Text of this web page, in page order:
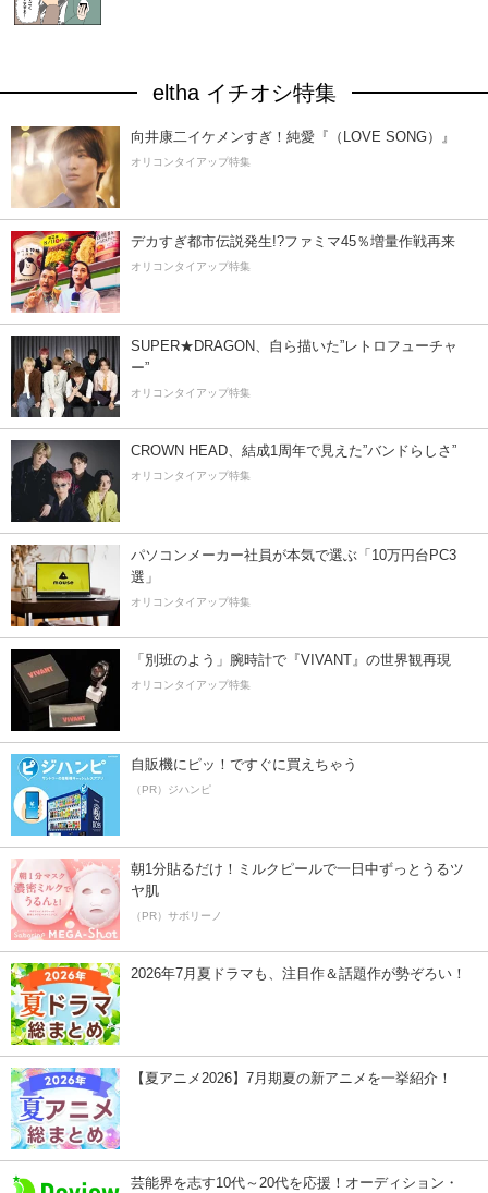
eltha イチオシ特集
向井康二イケメンすぎ！純愛『（LOVE SONG）』
オリコンタイアップ特集
デカすぎ都市伝説発生!?ファミマ45％増量作戦再来
オリコンタイアップ特集
SUPER★DRAGON、自ら描いた”レトロフューチャ
ー”
オリコンタイアップ特集
CROWN HEAD、結成1周年で見えた”バンドらしさ”
オリコンタイアップ特集
パソコンメーカー社員が本気で選ぶ「10万円台PC3
選」
オリコンタイアップ特集
「別班のよう」腕時計で『VIVANT』の世界観再現
オリコンタイアップ特集
自販機にピッ！ですぐに買えちゃう
（PR）ジハンピ
朝1分貼るだけ！ミルクピールで一日中ずっとうるツ
ヤ肌
（PR）サボリーノ
2026年7月夏ドラマも、注目作＆話題作が勢ぞろい！
【夏アニメ2026】7月期夏の新アニメを一挙紹介！
芸能界を志す10代～20代を応援！オーディション・